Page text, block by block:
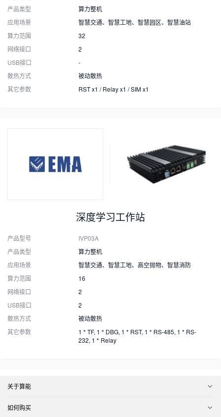
产品类型
算力整机
应用场景
智慧交通、智慧工地、智慧园区、智慧油站
算力范围
32
网络接口
2
USB接口
-
散热方式
被动散热
其它参数
RST x1 / Relay x1 / SIM x1
深度学习工作站
产品型号
IVP03A
产品类型
算力整机
应用场景
智慧交通、智慧工地、高空抛物、智慧消防
算力范围
16
网络接口
2
USB接口
2
散热方式
被动散热
其它参数
1 * TF, 1 * DBG, 1 * RST, 1 * RS-485, 1 * RS-
232, 1 * Relay
关于算能
如何购买